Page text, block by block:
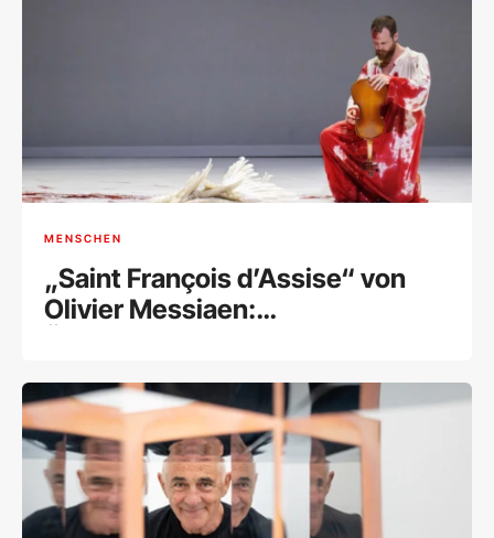
MENSCHEN
„Saint François d’Assise“ von
Olivier Messiaen:
Meisterwerks